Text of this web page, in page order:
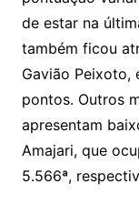
de estar na
também ficou
Gavião Peixoto,
pontos. Outros
apresentam
Amajari, que
5.566ª,